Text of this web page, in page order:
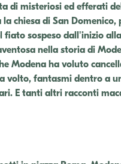
di misteriosi ed efferati
chiesa di San Domenico,
sospeso dall'inizio
nella storia di
Modena ha voluto
volto, fantasmi dentro a
E tanti altri racconti